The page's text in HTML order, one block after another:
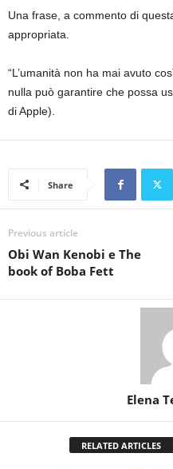
Una frase, a commento di
appropriata.
“L’umanità non ha mai avuto
nulla può garantire che possa
di Apple).
Share
Previous article
Obi Wan Kenobi e The
book of Boba Fett
Elena
RELATED ARTICLES